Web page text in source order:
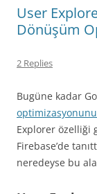
User
Dönüşüm
2 Replies
Bugüne kadar
Explorer özelliği
Firebase’de
neredeyse bu